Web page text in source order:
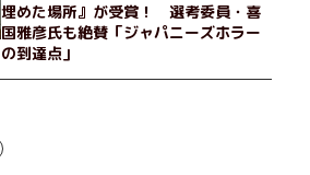
埋めた場所』が受賞！ 選考委員・喜
国雅彦氏も絶賛「ジャパニーズホラー
の到達点」